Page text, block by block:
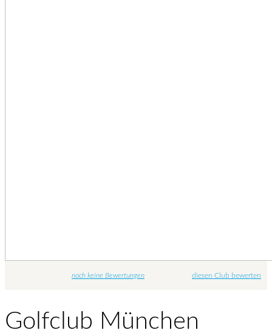
noch keine Bewertungen diesen Club bewerten
Golfclub München